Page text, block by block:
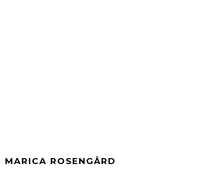
MARICA ROSENGÅRD